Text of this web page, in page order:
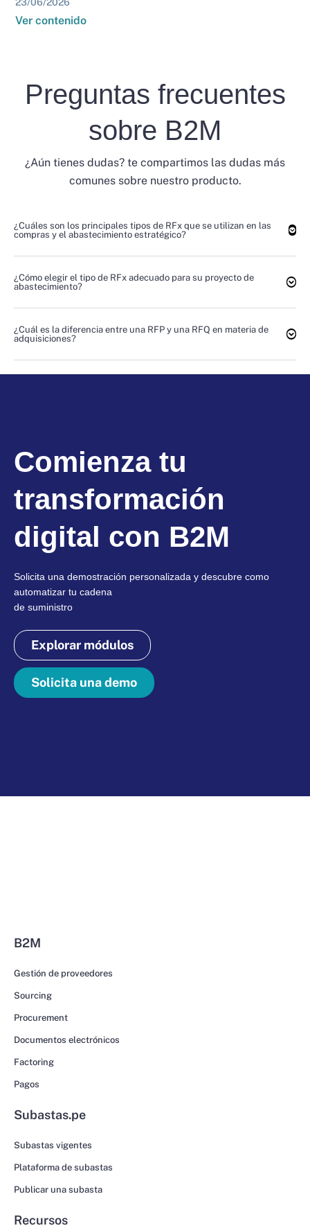
Ver contenido
Preguntas frecuentes
sobre B2M
¿Aún tienes dudas? te compartimos las dudas más
comunes sobre nuestro producto.
¿Cuáles son los principales tipos de RFx que se utilizan en las
compras y el abastecimiento estratégico?
¿Cómo elegir el tipo de RFx adecuado para su proyecto de
abastecimiento?
¿Cuál es la diferencia entre una RFP y una RFQ en materia de
adquisiciones?
Comienza tu
transformación
digital con B2M
Solicita una demostración personalizada y descubre como
automatizar tu cadena
de suministro
Explorar módulos
Solicita una demo
B2M
Gestión de proveedores
Sourcing
Procurement
Documentos electrónicos
Factoring
Pagos
Subastas.pe
Subastas vigentes
Plataforma de subastas
Publicar una subasta
Recursos